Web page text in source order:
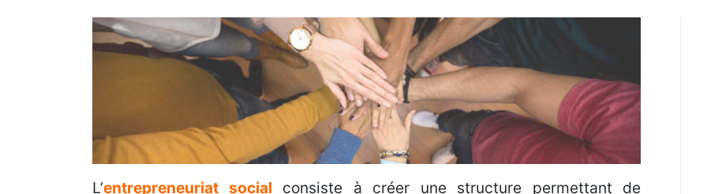
L’entrepreneuriat social
consiste à créer une structure permettant de